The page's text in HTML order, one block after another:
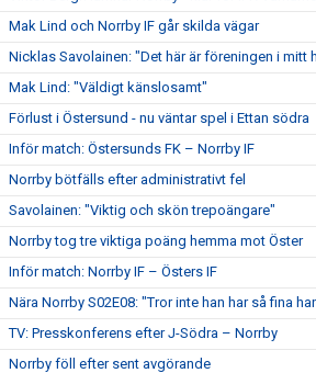
Mak Lind och Norrby IF går skilda vägar
Nicklas Savolainen: "Det här är föreningen i mitt
Mak Lind: "Väldigt känslosamt"
Förlust i Östersund - nu väntar spel i Ettan södra
Inför match: Östersunds FK – Norrby IF
Norrby bötfälls efter administrativt fel
Savolainen: "Viktig och skön trepoängare"
Norrby tog tre viktiga poäng hemma mot Öster
Inför match: Norrby IF – Östers IF
Nära Norrby S02E08: "Tror inte han har så fina
TV: Presskonferens efter J-Södra – Norrby
Norrby föll efter sent avgörande